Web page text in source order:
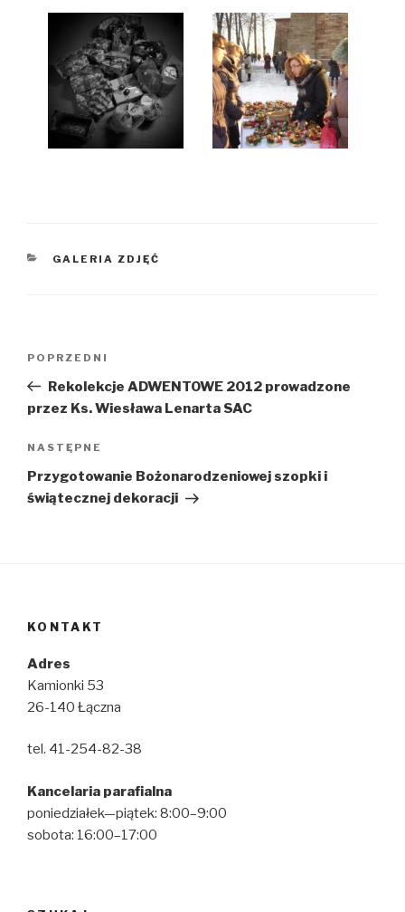
KATEGORIE
GALERIA ZDJĘĆ
Poprzedni
wpis
POPRZEDNI
Rekolekcje ADWENTOWE 2012 prowadzone
przez Ks. Wiesława Lenarta SAC
Następny
wpis
NASTĘPNE
Przygotowanie Bożonarodzeniowej szopki i
świątecznej dekoracji
KONTAKT
Adres
Kamionki 53
26-140 Łączna
tel. 41-254-82-38
Kancelaria parafialna
poniedziałek—piątek: 8:00–9:00
sobota: 16:00–17:00